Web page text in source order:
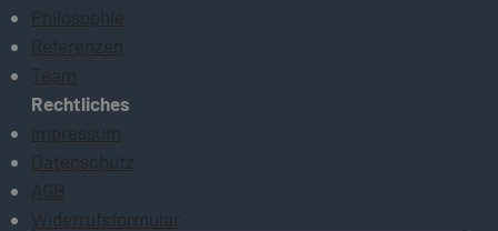
Philosophie
Referenzen
Team
Rechtliches
Impressum
Datenschutz
AGB
Widerrufsformular